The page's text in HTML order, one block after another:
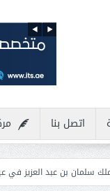
اتصل بنا
في عيون الباحثين